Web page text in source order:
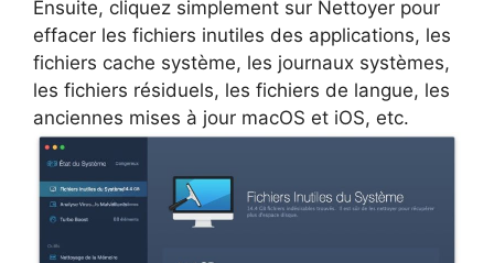
Ensuite, cliquez simplement sur Nettoyer pour
effacer les fichiers inutiles des applications, les
fichiers cache système, les journaux systèmes,
les fichiers résiduels, les fichiers de langue, les
anciennes mises à jour macOS et iOS, etc.